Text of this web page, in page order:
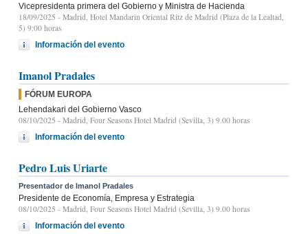
Vicepresidenta primera del Gobierno y Ministra de Hacienda
18/09/2025 - Madrid, Hotel Mandarin Oriental Ritz de Madrid (Plaza de la Lealtad,
5) 9:00 horas
Información del evento
Imanol Pradales
FÓRUM EUROPA
Lehendakari del Gobierno Vasco
08/10/2025 - Madrid, Four Seasons Hotel Madrid (Sevilla, 3) 9.00 horas
Información del evento
Pedro Luis Uriarte
Presentador de Imanol Pradales
Presidente de Economía, Empresa y Estrategia
08/10/2025 - Madrid, Four Seasons Hotel Madrid (Sevilla, 3) 9.00 horas
Información del evento